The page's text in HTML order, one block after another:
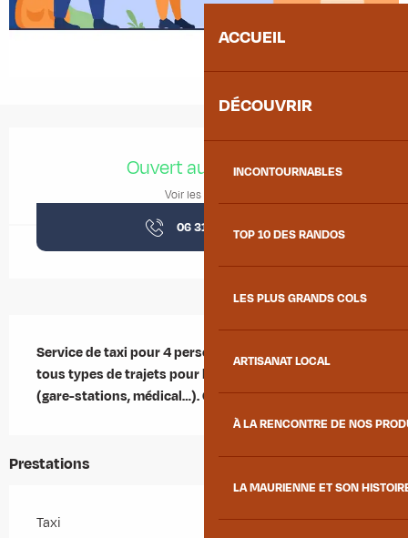
ACCUEIL
DÉCOUVRIR
INCONTOURNABLES
TOP 10 DES RANDOS
LES PLUS GRANDS COLS
ARTISANAT LOCAL
À LA RENCONTRE DE NOS
LA MAURIENNE ET SON
Ouverture et coordonnées
Ouvert aujourd'hui
Voir les horaires
06 31 79 90▒▒
Service de taxi pour 4 personnes pouvant effectuer
tous types de trajets pour les habitants et vacanciers
(gare-stations, médical…). Conventionné CPAM.
Prestations
Taxi